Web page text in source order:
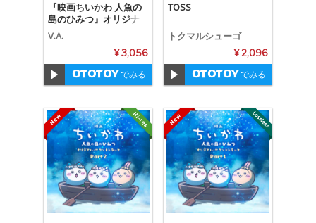
『映画ちいかわ 人魚の
島のひみつ』オリジナ
ル・サウンドトラック P
art1
V.A.
¥ 3,056
でみる
TOSS
トクマルシューゴ
¥ 2,096
でみる